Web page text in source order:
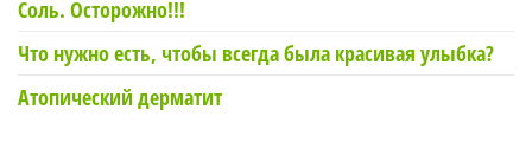
Соль. Осторожно!!!
Что нужно есть, чтобы всегда была красивая улыбка?
Атопический дерматит